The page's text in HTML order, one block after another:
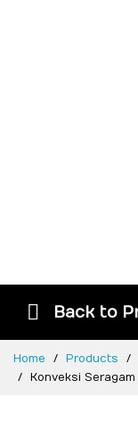
Back to
Home Products
Konveksi